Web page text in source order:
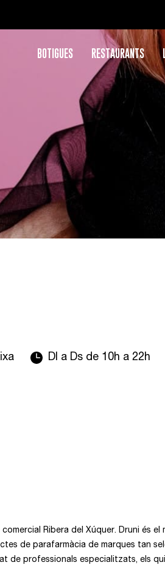
BOTIGUES RESTAURANTS
Dl a Ds de 10h a 22h
Ribera del Xúquer. Druni
de parafarmàcia de marques tan
de professionals especialitzats, els